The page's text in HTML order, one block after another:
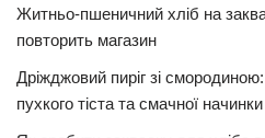
Житньо-пшеничний хліб на
повторить магазин
Дріжджовий пиріг зі
пухкого тіста та смачної начинки